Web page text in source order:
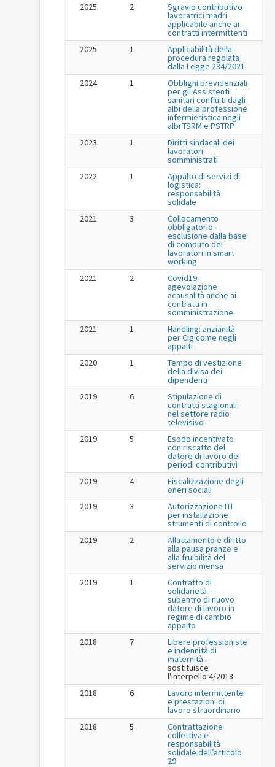
2025
2 Sgravio contributivo
lavoratrici madri
applicabile anche ai
contratti intermittenti
2025
1 Applicabilità della
procedura regolata
dalla Legge 234/2021
2024
1 Obblighi previdenziali
per gli Assistenti
sanitari confluiti dagli
albi della professione
infermieristica negli
albi TSRM e PSTRP
2023
1 Diritti sindacali dei
lavoratori
somministrati
2022
1 Appalto di servizi di
logistica:
responsabilità
solidale
2021
3 Collocamento
obbligatorio -
esclusione dalla base
di computo dei
lavoratori in smart
working
2021
2 Covid19:
agevolazione
acausalità anche ai
contratti in
somministrazione
2021
1 Handling: anzianità
per Cig come negli
appalti
2020
1 Tempo di vestizione
della divisa dei
dipendenti
2019
6 Stipulazione di
contratti stagionali
nel settore radio
televisivo
2019
5 Esodo incentivato
con riscatto del
datore di lavoro dei
periodi contributivi
2019
4 Fiscalizzazione degli
oneri sociali
2019
3 Autorizzazione ITL
per installazione
strumenti di controllo
2019
2 Allattamento e diritto
alla pausa pranzo e
alla fruibilità del
servizio mensa
2019
1 Contratto di
solidarietà –
subentro di nuovo
datore di lavoro in
regime di cambio
appalto
2018
7 Libere professioniste
e indennità di
maternità -
sostituisce
l'interpello 4/2018
2018
6 Lavoro intermittente
e prestazioni di
lavoro straordinario
2018
5 Contrattazione
collettiva e
responsabilità
solidale dell’articolo
29